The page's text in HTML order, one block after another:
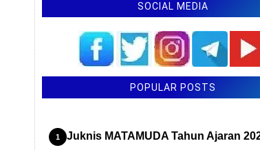
SOCIAL MEDIA
POPULAR POSTS
Juknis MATAMUDA Tahun Ajaran